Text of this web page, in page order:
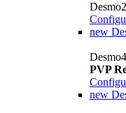
new
PVP
new